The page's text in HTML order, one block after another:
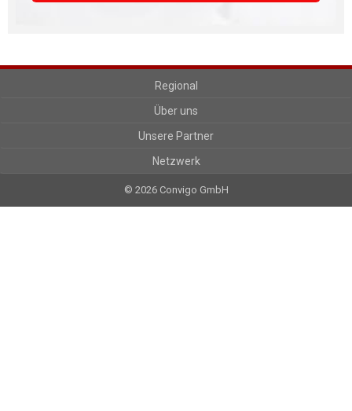
Regional
Über uns
Unsere Partner
Netzwerk
© 2026 Convigo GmbH